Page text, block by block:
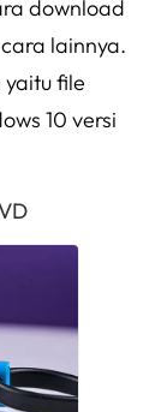
download
lainnya.
file
10 versi